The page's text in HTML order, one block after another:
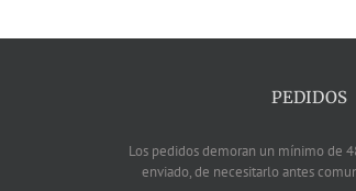
PEDIDOS
Los pedidos demoran un mínimo de
enviado, de necesitarlo antes